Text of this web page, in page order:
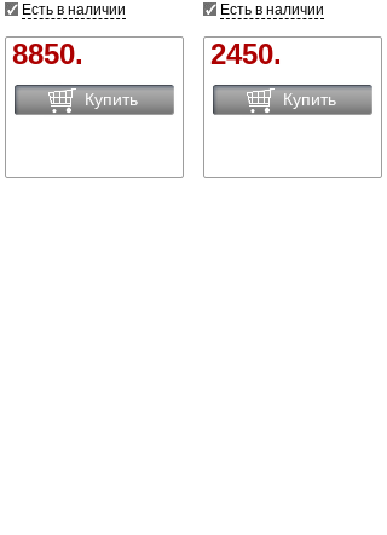
Есть в наличии
8850.
Купить
Есть в наличии
2450.
Купить